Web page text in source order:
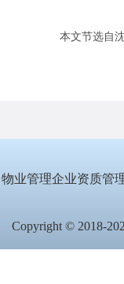
本文节选自沈
物业管理企业资质管
Copyright © 2018-